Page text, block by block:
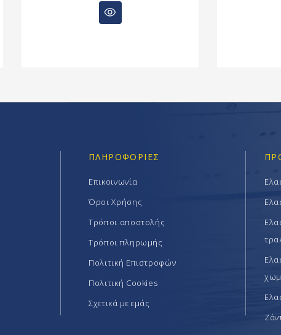
ΠΛΗΡΟΦΟΡΊΕΣ
Επικοινωνία
Όροι Χρήσης
Τρόποι αποστολής
Τρόποι πληρωμής
Πολιτική Επιστροφών
Πολιτική Cookies
Σχετικά με εμάς